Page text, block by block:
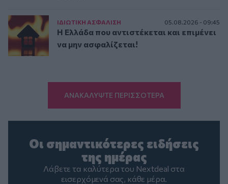
ΙΔΙΩΤΙΚΗ ΑΣΦAΛΙΣΗ 05.08.2026 - 09:45
Η Ελλάδα που αντιστέκεται και επιμένει
να μην ασφαλίζεται!
ΑΝΑΚΑΛΥΨΤΕ ΠΕΡΙΣΣΟΤΕΡΑ
Οι σημαντικότερες ειδήσεις
της ημέρας
Λάβετε τα καλύτερα του Nextdeal στα
εισερχόμενά σας, κάθε μέρα.